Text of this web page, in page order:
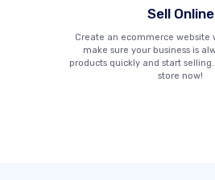
Sell Online
Create an ecommerce website
make sure your business is
products quickly and start
store now!